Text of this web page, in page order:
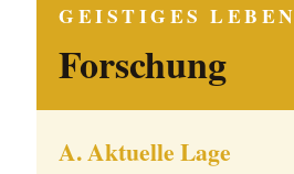
GEISTIGES LEBEN
Forschung
A. Aktuelle Lage